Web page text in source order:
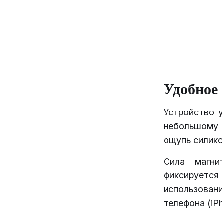
Удобное
Устройство
ощупь
Сила
телефона